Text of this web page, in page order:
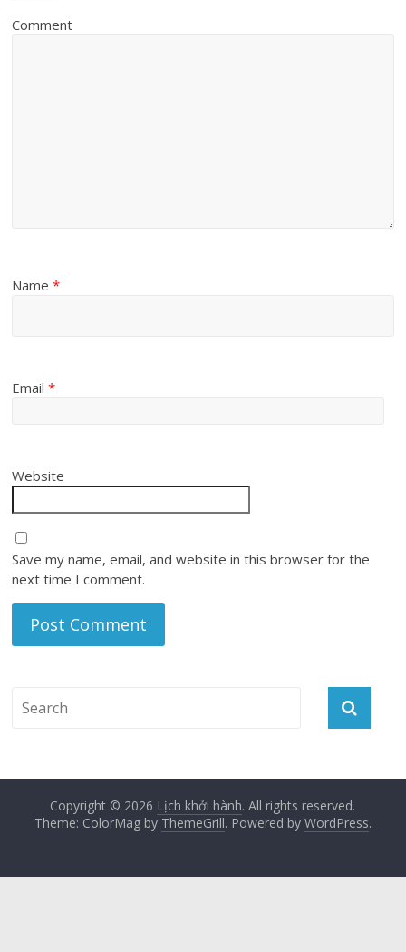
Comment
Name*
Email*
Website
Save my name, email, and website in this browser for the
next time I comment.
Copyright © 2026 Lịch khởi hành. All rights reserved.
Theme: ColorMag by ThemeGrill. Powered by WordPress.